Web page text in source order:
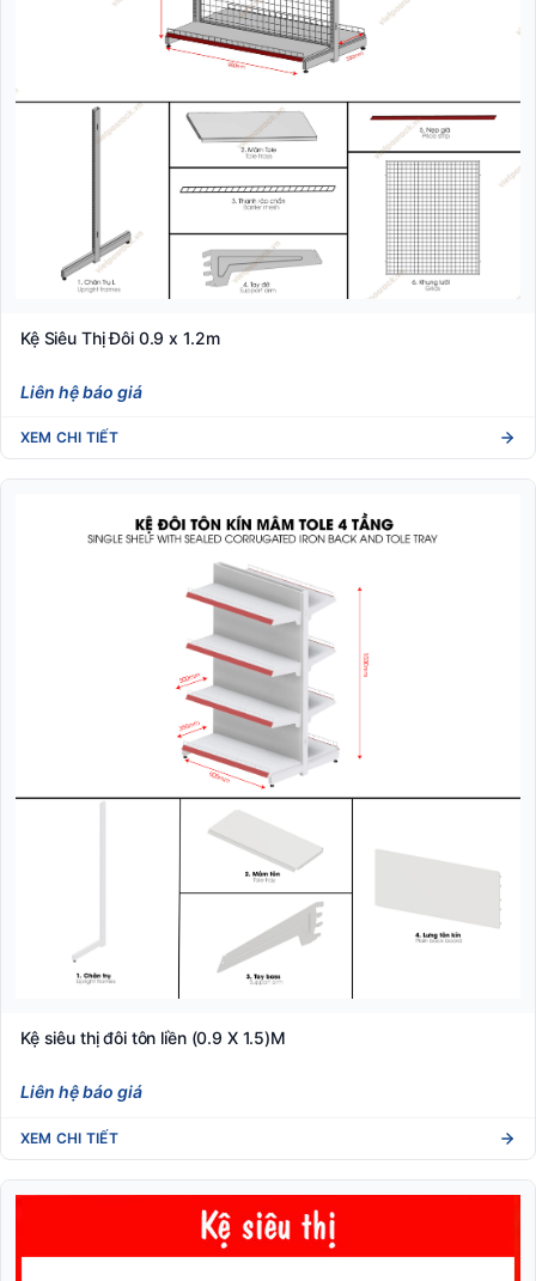
Kệ Siêu Thị Đôi 0.9 x 1.2m
Liên hệ báo giá
XEM CHI TIẾT
Kệ siêu thị đôi tôn liền (0.9 X 1.5)M
Liên hệ báo giá
XEM CHI TIẾT